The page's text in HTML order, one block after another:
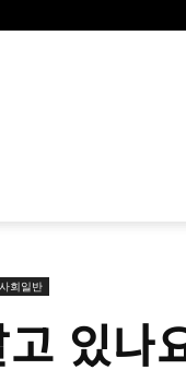
사회일반
있나